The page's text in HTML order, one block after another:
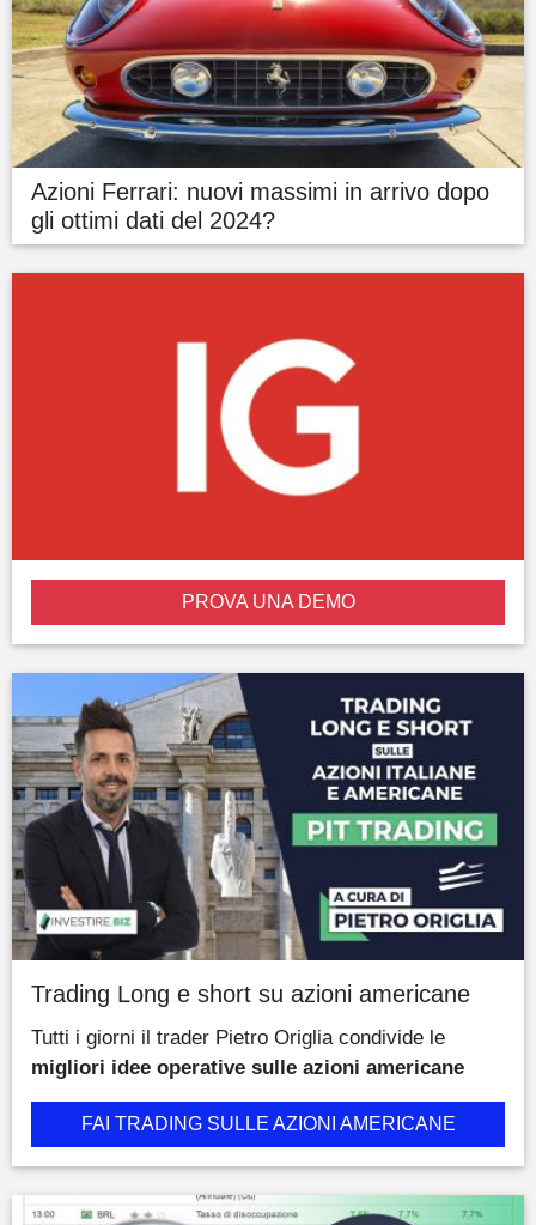
Azioni Ferrari: nuovi massimi in arrivo dopo
gli ottimi dati del 2024?
PROVA UNA DEMO
Trading Long e short su azioni americane
Tutti i giorni il trader Pietro Origlia condivide le
migliori idee operative sulle azioni americane
FAI TRADING SULLE AZIONI AMERICANE